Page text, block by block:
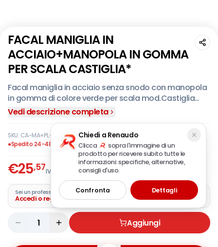
FACAL MANIGLIA IN
ACCIAIO+MANOPOLA IN GOMMA
PER SCALA CASTIGLIA*
Facal maniglia in acciaio senza snodo con manopola
in gomma di colore verde per scala mod.Castiglia
art.CA-MA + PL-117.
Vedi descrizione completa
SKU:CA-MA+PL-117 EAN:2000495850003
●Spedito 24-48 ore
€25,57IVA incl.
Sei un professionista?
Accedi o registra la tua azienda
1 Aggiungi
Chiedi a Renaudo
Clicca
sopra l'immagine di un
prodotto per ricevere subito tutte le
informazioni: specifiche, alternative,
consigli d'uso.
Confronta Dettagli